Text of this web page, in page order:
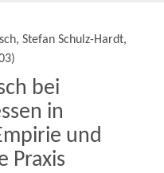
Stefan Schulz-Hardt,
)
bei
in
und
Praxis